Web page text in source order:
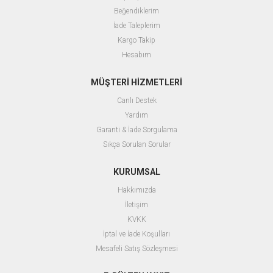
Beğendiklerim
İade Taleplerim
Kargo Takip
Hesabım
MÜŞTERİ HİZMETLERİ
Canlı Destek
Yardım
Garanti & İade Sorgulama
Sıkça Sorulan Sorular
KURUMSAL
Hakkımızda
İletişim
KVKK
İptal ve İade Koşulları
Mesafeli Satış Sözleşmesi